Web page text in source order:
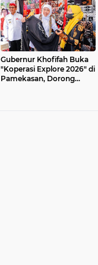
Gubernur Khofifah Buka
"Koperasi Explore 2026" di
Pamekasan, Dorong